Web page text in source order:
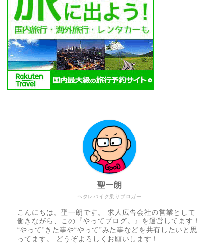
ヘタレバイク乗りブロガー
聖一朗
こんにちは。聖一朗です。 求人広告会社の営業として
働きながら、この『やってブログ。』を運営してます！
“やって”きた事や“やって”みた事などを共有したいと思
ってます。 どうぞよろしくお願いします！